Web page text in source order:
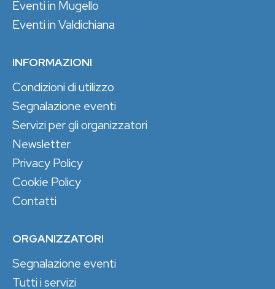
Eventi in Mugello
Eventi in Valdichiana
INFORMAZIONI
Condizioni di utilizzo
Segnalazione eventi
Servizi per gli organizzatori
Newsletter
Privacy Policy
Cookie Policy
Contatti
ORGANIZZATORI
Segnalazione eventi
Tutti i servizi